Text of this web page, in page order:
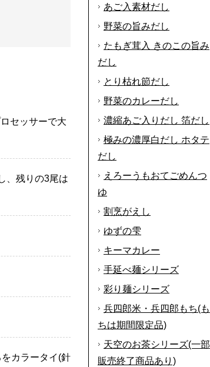
セッサーで大
、残りの3尾は
カラータイ(針
あご入素材だし
野菜の旨みだし
たもぎ茸入 きのこの旨み
だし
とり枯れ節だし
野菜のカレーだし
濃縮あご入りだし 箔だし
極みの濃厚白だし ホタテ
だし
えろーうもおてごめんつ
ゆ
割烹がえし
ゆずの雫
キーマカレー
手延べ麺シリーズ
彩り麺シリーズ
兵四郎米・兵四郎もち(も
ちは期間限定品)
天空のお茶シリーズ(一部
販売終了商品あり)